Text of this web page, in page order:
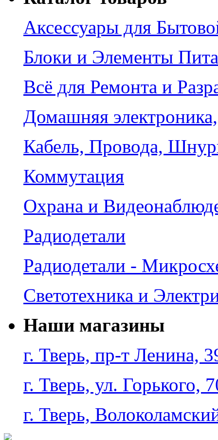
Аксессуары для
Блоки и Элементы
Всё для Ремонта и
Домашняя
Кабель, Провода,
Коммутация
Охрана и
Радиодетали
Радиодетали -
Светотехника и
Наши магазины
г. Тверь, пр-т Ленина,
г. Тверь, ул. Горького,
г. Тверь,